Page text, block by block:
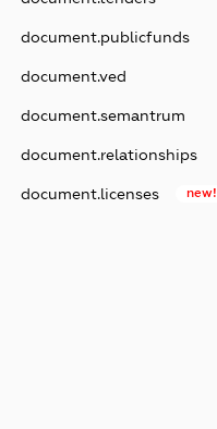
document.publicfunds
document.ved
document.semantrum
document.relationships
document.licenses new!